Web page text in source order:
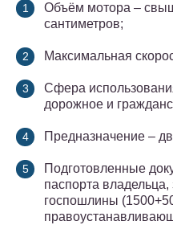
Объём мотора –
сантиметров;
Максимальная
Сфера
дорожное и
Предназначение –
Подготовленные
паспорта
госпошлины